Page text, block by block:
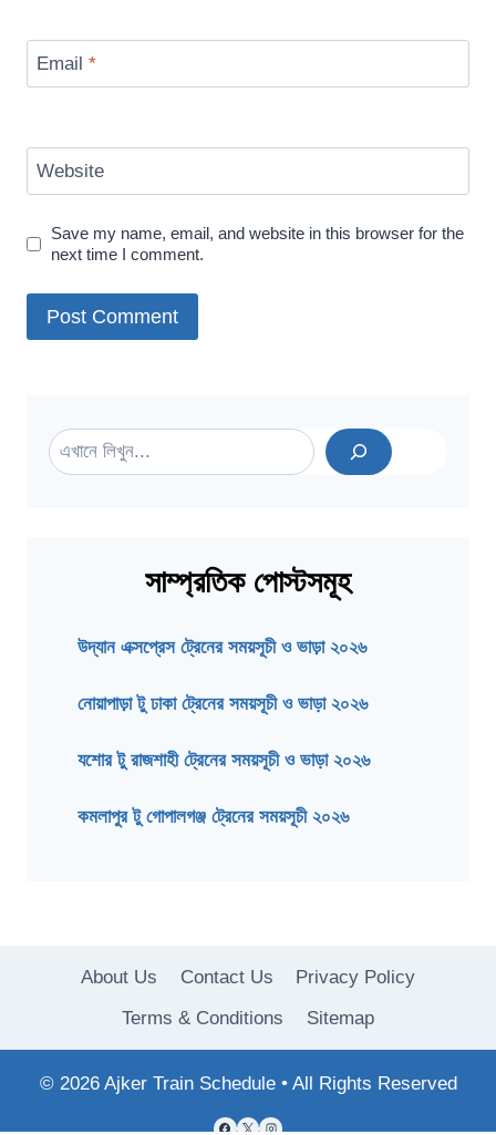
Email *
Website
Save my name, email, and website in this browser for the
next time I comment.
Search
সাম্প্রতিক পোস্টসমূহ
উদ্যান এক্সপ্রেস ট্রেনের সময়সূচী ও ভাড়া ২০২৬
নোয়াপাড়া টু ঢাকা ট্রেনের সময়সূচী ও ভাড়া ২০২৬
যশোর টু রাজশাহী ট্রেনের সময়সূচী ও ভাড়া ২০২৬
কমলাপুর টু গোপালগঞ্জ ট্রেনের সময়সূচী ২০২৬
About Us Contact Us
Privacy Policy
Terms & Conditions
Sitemap
© 2026 Ajker Train Schedule • All Rights Reserved